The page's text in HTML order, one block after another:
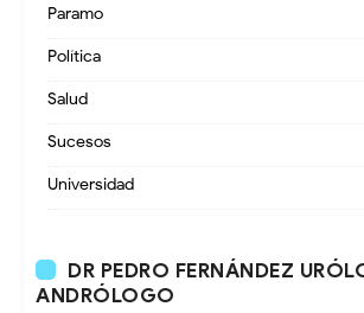
Paramo
Política
Salud
Sucesos
Universidad
DR PEDRO FERNÁNDEZ
ANDRÓLOGO